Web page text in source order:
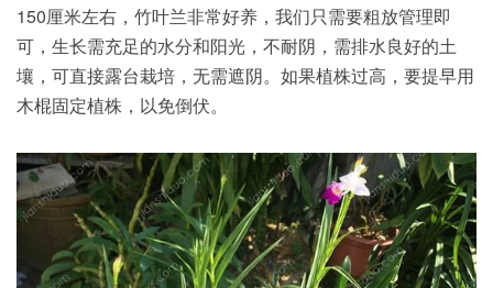
150厘米左右，竹叶兰非常好养，我们只需要粗放管理即
可，生长需充足的水分和阳光，不耐阴，需排水良好的土
壤，可直接露台栽培，无需遮阴。如果植株过高，要提早用
木棍固定植株，以免倒伏。